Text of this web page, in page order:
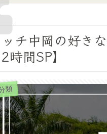
ッチ中岡の好き
時間SP】
類